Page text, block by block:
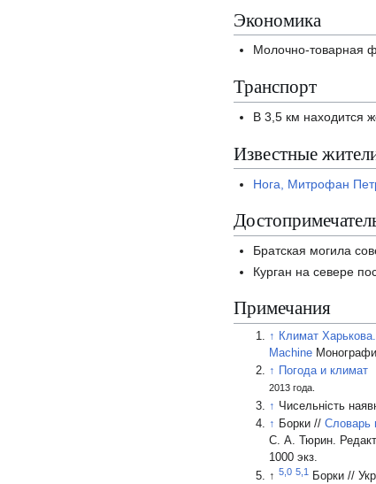
Экономика
Молочно-товарная
Транспорт
В 3,5 км находится
Известные
Нога, Митрофан
Братская могила
Курган на севере
Примечания
↑ Климат Харькова.
Machine
↑
Погода и климат
2013 года.
↑ Чисельність
↑ Борки //Словарь
С. А. Тюрин.
1000 экз.
↑5,0 5,1
Борки //